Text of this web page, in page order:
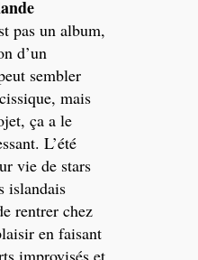
pas un album,
d’un
sembler
mais
ça a le
L’été
vie de stars
islandais
rentrer chez
en faisant